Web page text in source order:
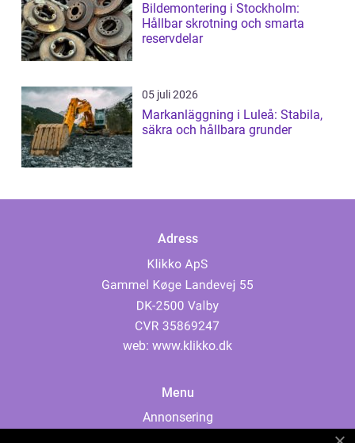
Bildemontering i Stockholm:
Hållbar skrotning och smarta
reservdelar
05 juli 2026
Markanläggning i Luleå: Stabila,
säkra och hållbara grunder
Adress
web: www.klikko.dk
Menu
Annonsering